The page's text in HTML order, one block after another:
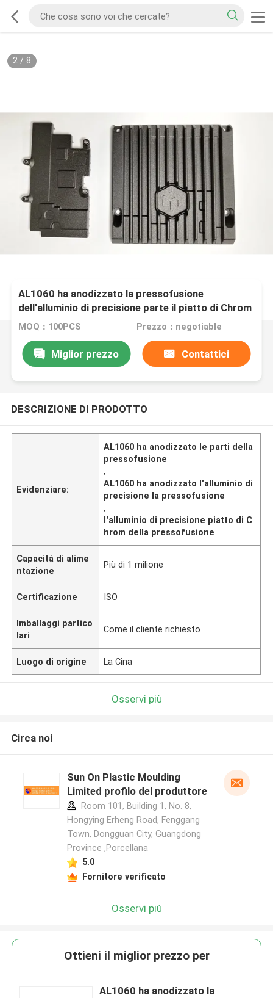
2/ 8
AL1060 ha anodizzato la pressofusione
dell'alluminio di precisione parte il piatto di Chrom
MOQ：100PCS Prezzo：negotiable
Miglior prezzo Contattici
DESCRIZIONE DI PRODOTTO
Evidenziare:
AL1060 ha anodizzato le parti della
pressofusione
,
AL1060 ha anodizzato l'alluminio di
precisione la pressofusione
,
l'alluminio di precisione piatto di C
hrom della pressofusione
Capacità di alime
ntazione
Più di 1 milione
Certificazione ISO
Imballaggi partico
lari
Come il cliente richiesto
Luogo di origine La Cina
Osservi più
Circa noi
Sun On Plastic Moulding
Limited profilo del produttore
Room 101, Building 1, No. 8,
Hongying Erheng Road, Fenggang
Town, Dongguan City, Guangdong
Province ,Porcellana
5.0
Fornitore verificato
Osservi più
Ottieni il miglior prezzo per
AL1060 ha anodizzato la